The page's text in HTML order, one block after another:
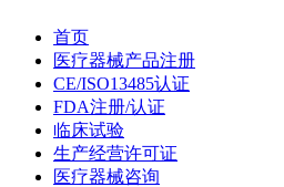
首页
医疗器械产品注册
CE/ISO13485认证
FDA注册/认证
临床试验
生产经营许可证
医疗器械咨询